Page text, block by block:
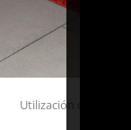
Utilización de DCM-